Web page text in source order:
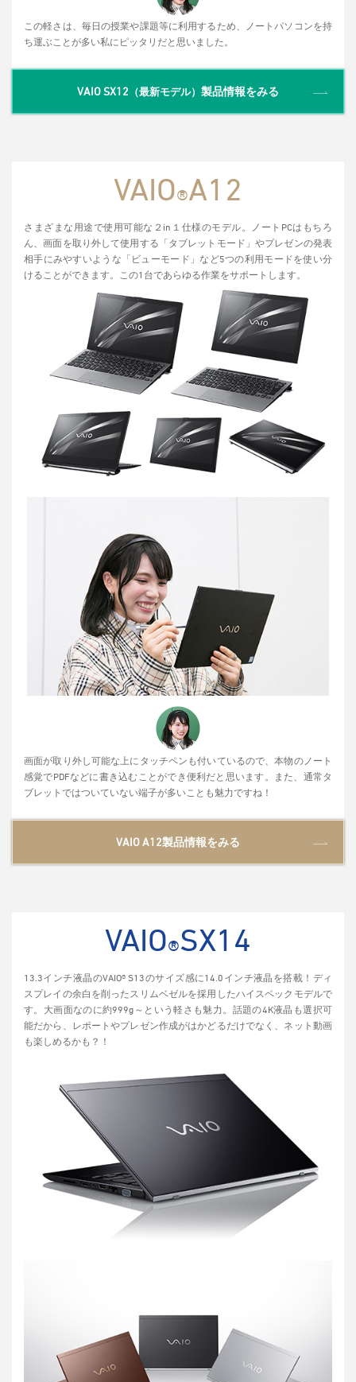
この軽さは、毎日の授業や課題等に利用するため、ノートパソコンを持
ち運ぶことが多い私にピッタリだと思いました。
VAIO SX12 （最新モデル） 製品情報をみる
VAIO®A12
さまざまな用途で使用可能な２in１仕様のモデル。ノートPCはもちろ
ん、画面を取り外して使用する「タブレットモード」やプレゼンの発表
相手にみやすいような「ビューモード」など5つの利用モードを使い分
けることができます。この1台であらゆる作業をサポートします。
画面が取り外し可能な上にタッチペンも付いているので、本物のノート
感覚でPDFなどに書き込むことができ便利だと思います。また、通常タ
ブレットではついていない端子が多いことも魅力ですね！
VAIO A12製品情報をみる
VAIO®SX14
13.3インチ液晶のVAIO® S13のサイズ感に14.0インチ液晶を搭載！ディ
スプレイの余白を削ったスリムベゼルを採用したハイスペックモデルで
す。大画面なのに約999g～という軽さも魅力。話題の4K液晶も選択可
能だから、レポートやプレゼン作成がはかどるだけでなく、ネット動画
も楽しめるかも？！